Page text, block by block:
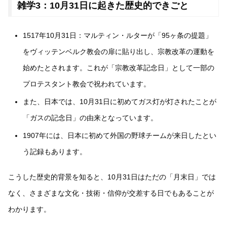
雑学3：10月31日に起きた歴史的できごと
1517年10月31日：マルティン・ルターが「95ヶ条の提題」
をヴィッテンベルク教会の扉に貼り出し、宗教改革の運動を
始めたとされます。これが「宗教改革記念日」として一部の
プロテスタント教会で祝われています。
また、日本では、10月31日に初めてガス灯が灯されたことが
「ガスの記念日」の由来となっています。
1907年には、日本に初めて外国の野球チームが来日したとい
う記録もあります。
こうした歴史的背景を知ると、10月31日はただの「月末日」では
なく、さまざまな文化・技術・信仰が交差する日でもあることが
わかります。